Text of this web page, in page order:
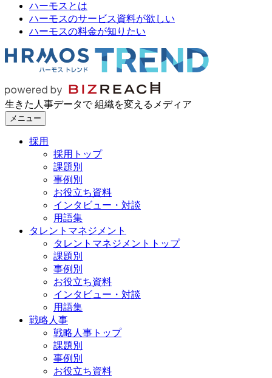
ハーモスとは
ハーモスのサービス資料が欲しい
ハーモスの料金が知りたい
生きた人事データで 組織を変えるメディア
メニュー
採用
採用トップ
課題別
事例別
お役立ち資料
インタビュー・対談
用語集
タレントマネジメント
タレントマネジメントトップ
課題別
事例別
お役立ち資料
インタビュー・対談
用語集
戦略人事
戦略人事トップ
課題別
事例別
お役立ち資料